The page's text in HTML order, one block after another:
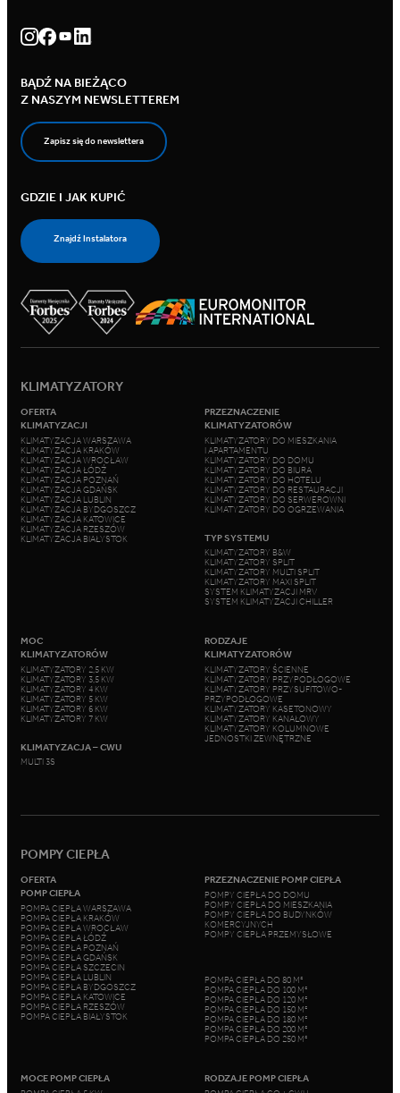
BĄDŹ NA BIEŻĄCO
Z NASZYM NEWSLETTEREM
Zapisz się do newslettera
GDZIE I JAK KUPIĆ
Znajdź Instalatora
KLIMATYZATORY
OFERTA
KLIMATYZACJI
KLIMATYZACJA WARSZAWA
KLIMATYZACJA KRAKÓW
KLIMATYZACJA WROCŁAW
KLIMATYZACJA ŁÓDŹ
KLIMATYZACJA POZNAŃ
KLIMATYZACJA GDAŃSK
KLIMATYZACJA LUBLIN
KLIMATYZACJA BYDGOSZCZ
KLIMATYZACJA KATOWICE
KLIMATYZACJA RZESZÓW
KLIMATYZACJA BIAŁYSTOK
PRZEZNACZENIE
KLIMATYZATORÓW
KLIMATYZATORY DO MIESZKANIA
I APARTAMENTU
KLIMATYZATORY DO DOMU
KLIMATYZATORY DO BIURA
KLIMATYZATORY DO HOTELU
KLIMATYZATORY DO RESTAURACJI
KLIMATYZATORY DO SERWEROWNI
KLIMATYZATORY DO OGRZEWANIA
TYP SYSTEMU
KLIMATYZATORY B&W
KLIMATYZATORY SPLIT
KLIMATYZATORY MULTI SPLIT
KLIMATYZATORY MAXI SPLIT
SYSTEM KLIMATYZACJI MRV
SYSTEM KLIMATYZACJI CHILLER
MOC
KLIMATYZATORÓW
KLIMATYZATORY 2,5 KW
KLIMATYZATORY 3,5 KW
KLIMATYZATORY 4 KW
KLIMATYZATORY 5 KW
KLIMATYZATORY 6 KW
KLIMATYZATORY 7 KW
KLIMATYZACJA – CWU
MULTI 3S
RODZAJE
KLIMATYZATORÓW
KLIMATYZATORY ŚCIENNE
KLIMATYZATORY PRZYPODŁOGOWE
KLIMATYZATORY PRZYSUFITOWO-
PRZYPODŁOGOWE
KLIMATYZATORY KASETONOWY
KLIMATYZATORY KANAŁOWY
KLIMATYZATORY KOLUMNOWE
JEDNOSTKI ZEWNĘTRZNE
POMPY CIEPŁA
OFERTA
POMP CIEPŁA
POMPA CIEPŁA WARSZAWA
POMPA CIEPŁA KRAKÓW
POMPA CIEPŁA WROCŁAW
POMPA CIEPŁA ŁÓDŹ
POMPA CIEPŁA POZNAŃ
POMPA CIEPŁA GDAŃSK
POMPA CIEPŁA SZCZECIN
POMPA CIEPŁA LUBLIN
POMPA CIEPŁA BYDGOSZCZ
POMPA CIEPŁA KATOWICE
POMPA CIEPŁA RZESZÓW
POMPA CIEPŁA BIAŁYSTOK
PRZEZNACZENIE POMP CIEPŁA
POMPY CIEPŁA DO DOMU
POMPY CIEPŁA DO MIESZKANIA
POMPY CIEPŁA DO BUDYNKÓW
KOMERCYJNYCH
POMPY CIEPŁA PRZEMYSŁOWE
POMPA CIEPŁA DO 80 M²
POMPA CIEPŁA DO 100 M²
POMPA CIEPŁA DO 120 M²
POMPA CIEPŁA DO 150 M²
POMPA CIEPŁA DO 180 M²
POMPA CIEPŁA DO 200 M²
POMPA CIEPŁA DO 250 M²
MOCE POMP CIEPŁA RODZAJE POMP CIEPŁA